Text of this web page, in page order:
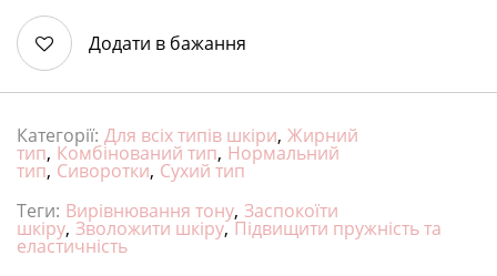
Додати в бажання
Категорії: Для всіх типів шкіри, Жирний
тип, Комбінований тип, Нормальний
тип, Сиворотки, Сухий тип
Теги: Вирівнювання тону, Заспокоїти
шкіру, Зволожити шкіру, Підвищити пружність та
еластичність